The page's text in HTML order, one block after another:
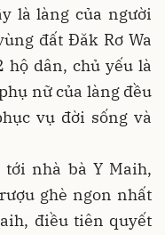
là làng của người
đất Đăk Rơ Wa
hộ dân, chủ yếu là
nữ của làng đều
vụ đời sống và
nhà bà Y Maih,
ghè ngon nhất
điều tiên quyết